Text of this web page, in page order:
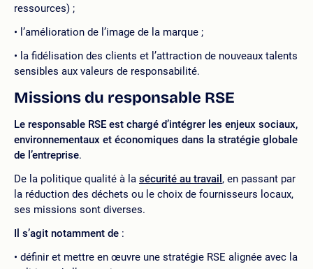
ressources) ;
l’amélioration de l’image de la marque ;
la fidélisation des clients et l’attraction de nouveaux talents
sensibles aux valeurs de responsabilité.
Missions du responsable RSE
Le responsable RSE est chargé d’intégrer les enjeux sociaux,
environnementaux et économiques dans la stratégie globale
de l’entreprise.
De la politique qualité à la sécurité au travail , en passant par
la réduction des déchets ou le choix de fournisseurs locaux,
ses missions sont diverses.
Il s’agit notamment de :
définir et mettre en œuvre une stratégie RSE alignée avec la